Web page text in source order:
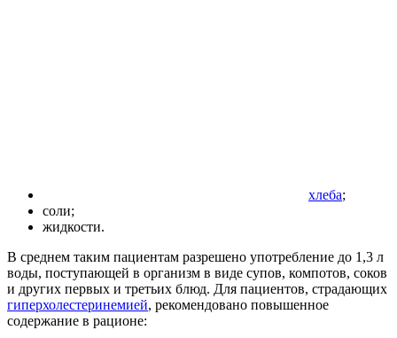
хлеба;
соли;
жидкости.
В среднем таким пациентам разрешено употребление до 1,3 л
воды, поступающей в организм в виде супов, компотов, соков
и других первых и третьих блюд. Для пациентов, страдающих
гиперхолестеринемией, рекомендовано повышенное
содержание в рационе: